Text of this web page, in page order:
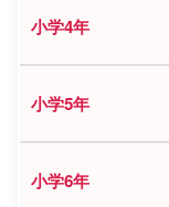
小学4年
小学5年
小学6年